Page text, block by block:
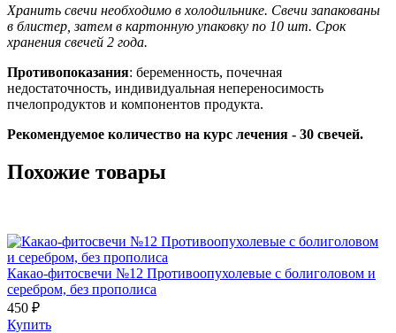
Хранить свечи необходимо в холодильнике. Свечи запакованы
в блистер, затем в картонную упаковку по 10 шт. Срок
хранения свечей 2 года.
Противопоказания: беременность, почечная
недостаточность, индивидуальная непереносимость
пчелопродуктов и компонентов продукта.
Рекомендуемое количество на курс лечения - 30 свечей.
Похожие товары
Какао-фитосвечи №12 Противоопухолевые с болиголовом и
серебром, без прополиса
450 ₽
Купить